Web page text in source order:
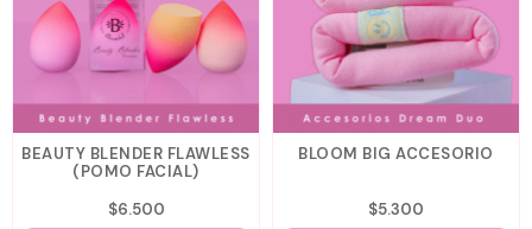
BEAUTY BLENDER FLAWLESS
(POMO FACIAL)
$6.500
BLOOM BIG ACCESORIO
$5.300